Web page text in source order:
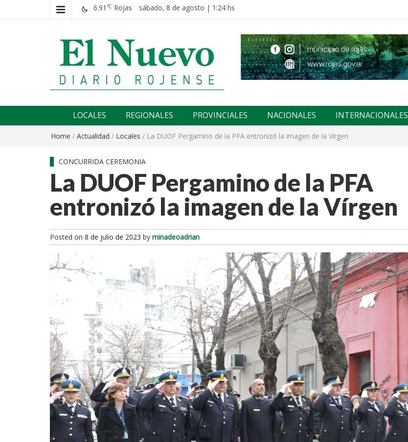
6.91 ℃ Rojas sábado, 8 de agosto | 1:24 hs
El nuevo rojense
LOCALES REGIONALES PROVINCIALES NACIONALES INTERNACIONALES
Home / Actualidad / Locales / La DUOF Pergamino de la PFA entronizó la imagen de la Vírgen
CONCURRIDA CEREMONIA
La DUOF Pergamino de la PFA
entronizó la imagen de la Vírgen
Posted on 8 de julio de 2023 by minadeoadrian